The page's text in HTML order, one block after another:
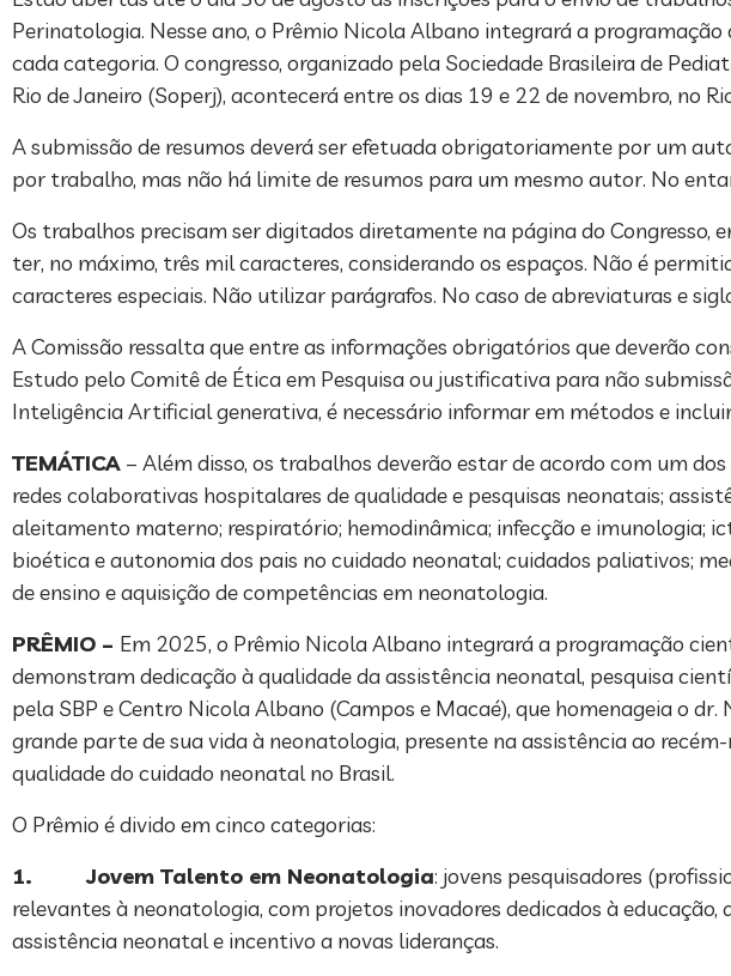
Perinatologia. Nesse ano, o Prêmio Nicola Albano integrará a
cada categoria. O congresso, organizado pela Sociedade Brasileira de
Rio de Janeiro (Soperj), acontecerá entre os dias 19 e 22 de novembro, no
A submissão de resumos deverá ser efetuada obrigatoriamente por um
por trabalho, mas não há limite de resumos para um mesmo autor. No
Os trabalhos precisam ser digitados diretamente na página do Congresso,
ter, no máximo, três mil caracteres, considerando os espaços. Não é
caracteres especiais. Não utilizar parágrafos. No caso de abreviaturas e
A Comissão ressalta que entre as informações obrigatórios que deverão
Estudo pelo Comitê de Ética em Pesquisa ou justificativa para não
Inteligência Artificial generativa, é necessário informar em métodos e
TEMÁTICA – Além disso, os trabalhos deverão estar de acordo com um
redes colaborativas hospitalares de qualidade e pesquisas neonatais;
aleitamento materno; respiratório; hemodinâmica; infecção e imunologia;
bioética e autonomia dos pais no cuidado neonatal; cuidados paliativos;
de ensino e aquisição de competências em neonatologia.
PRÊMIO – Em 2025, o Prêmio Nicola Albano integrará a programação
demonstram dedicação à qualidade da assistência neonatal, pesquisa
pela SBP e Centro Nicola Albano (Campos e Macaé), que homenageia o
grande parte de sua vida à neonatologia, presente na assistência ao
qualidade do cuidado neonatal no Brasil.
O Prêmio é divido em cinco categorias:
1.Jovem Talento em Neonatologia: jovens pesquisadores
relevantes à neonatologia, com projetos inovadores dedicados à
assistência neonatal e incentivo a novas lideranças.